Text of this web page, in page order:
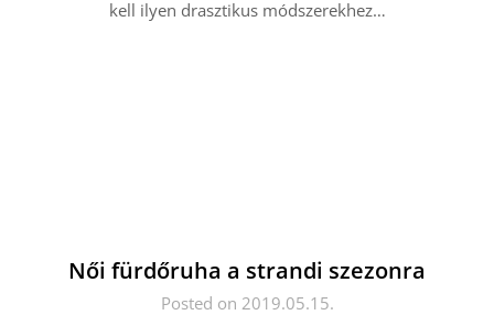
kell ilyen drasztikus módszerekhez…
Női fürdőruha a strandi szezonra
Posted on 2019.05.15.